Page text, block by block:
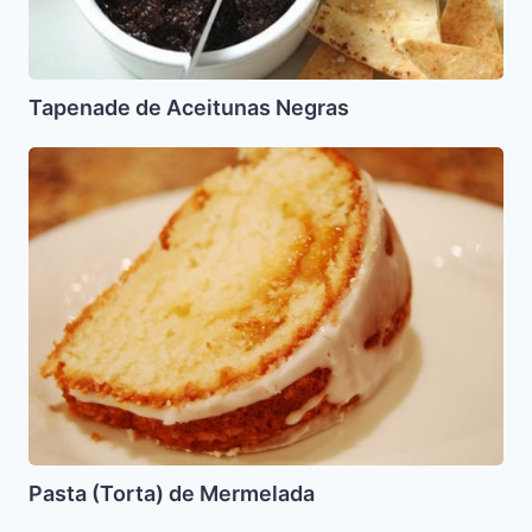
Tapenade de Aceitunas Negras
Pasta
(Torta)
de
Mermelada
Pasta (Torta) de Mermelada